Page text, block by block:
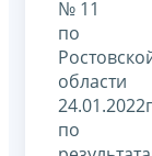
№ 11
по
области
по